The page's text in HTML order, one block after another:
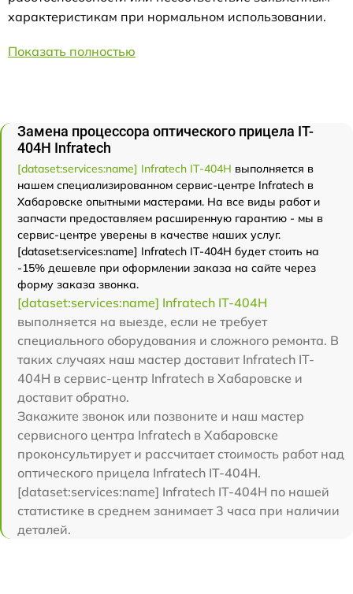
характеристикам при нормальном использовании.
Показать полностью
Замена процессора оптического прицела IT-
404H Infratech
[dataset:services:name] Infratech IT-404H выполняется в
нашем специализированном сервис-центре Infratech в
Хабаровске опытными мастерами. На все виды работ и
запчасти предоставляем расширенную гарантию - мы в
сервис-центре уверены в качестве наших услуг.
[dataset:services:name] Infratech IT-404H будет стоить на
-15% дешевле при оформлении заказа на сайте через
форму заказа звонка.
[dataset:services:name] Infratech IT-404H
выполняется на выезде, если не требует
специального оборудования и сложного ремонта. В
таких случаях наш мастер доставит Infratech IT-
404H в сервис-центр Infratech в Хабаровске и
доставит обратно.
Закажите звонок или позвоните и наш мастер
сервисного центра Infratech в Хабаровске
проконсультирует и рассчитает стоимость работ над
оптического прицела Infratech IT-404H.
[dataset:services:name] Infratech IT-404H по нашей
статистике в среднем занимает 3 часа при наличии
деталей.